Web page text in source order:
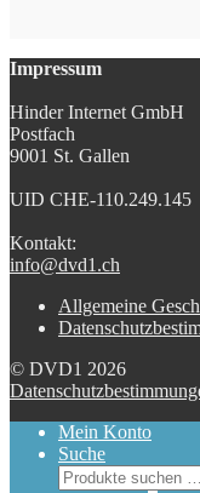
Impressum
Hinder Internet GmbH
Postfach
9001 St. Gallen
UID CHE-110.249.145
Kontakt:
info@dvd1.ch
Allgemeine
© DVD1 2026
Mein Konto
Suche
Suchen